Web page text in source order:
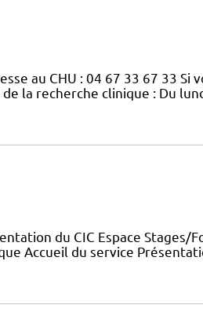
au CHU : 04 67 33 67 33
la recherche clinique : Du
du CIC Espace
Accueil du service